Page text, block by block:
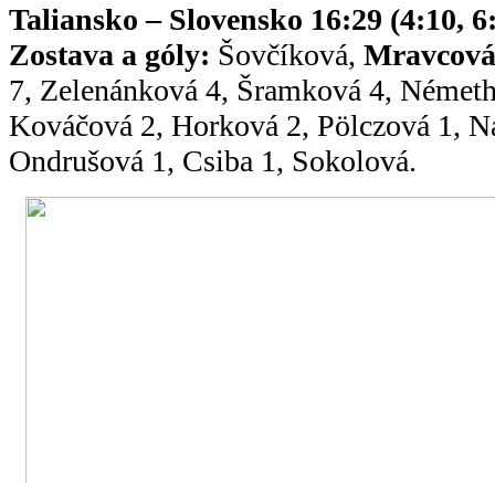
Taliansko – Slovensko 16:29 (4:10,
Zostava a góly: Šovčíková, Mravcová
7, Zelenánková 4, Šramková 4,
Kováčová 2, Horková 2, Pölczová 1,
Ondrušová 1, Csiba 1, Sokolová.